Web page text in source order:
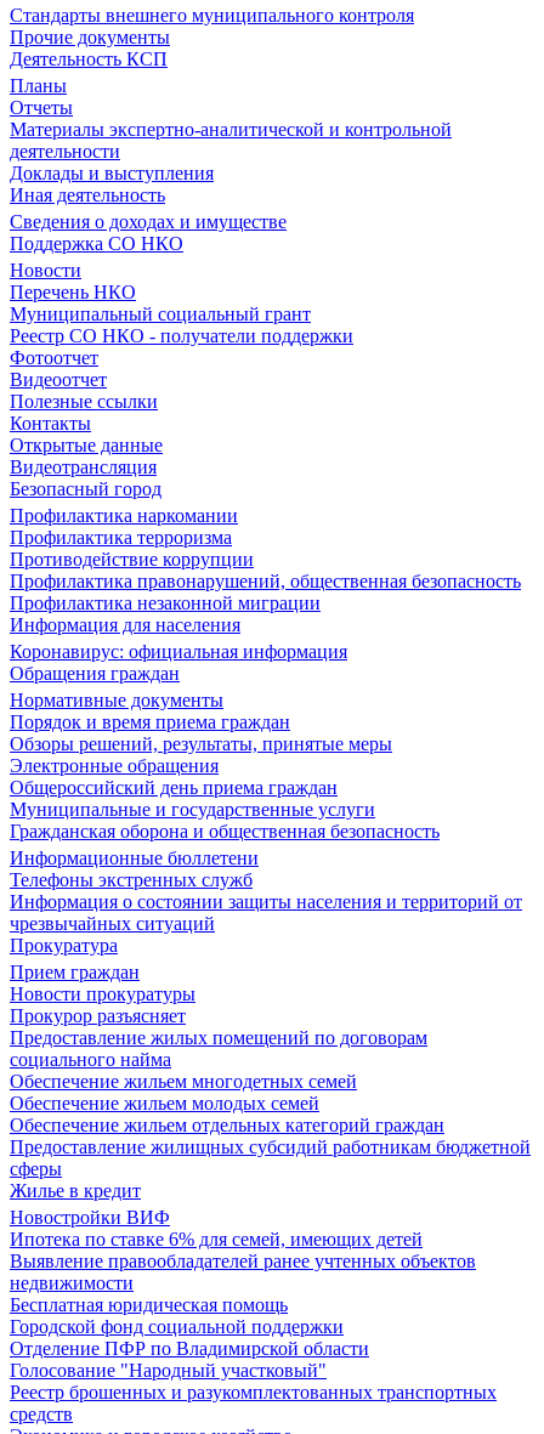
Стандарты внешнего муниципального контроля
Прочие документы
Деятельность КСП
Планы
Отчеты
Материалы экспертно-аналитической и контрольной
деятельности
Доклады и выступления
Иная деятельность
Сведения о доходах и имуществе
Поддержка СО НКО
Новости
Перечень НКО
Муниципальный социальный грант
Реестр СО НКО - получатели поддержки
Фотоотчет
Видеоотчет
Полезные ссылки
Контакты
Открытые данные
Видеотрансляция
Безопасный город
Профилактика наркомании
Профилактика терроризма
Противодействие коррупции
Профилактика правонарушений, общественная безопасность
Профилактика незаконной миграции
Информация для населения
Коронавирус: официальная информация
Обращения граждан
Нормативные документы
Порядок и время приема граждан
Обзоры решений, результаты, принятые меры
Электронные обращения
Общероссийский день приема граждан
Муниципальные и государственные услуги
Гражданская оборона и общественная безопасность
Информационные бюллетени
Телефоны экстренных служб
Информация о состоянии защиты населения и территорий от
чрезвычайных ситуаций
Прокуратура
Прием граждан
Новости прокуратуры
Прокурор разъясняет
Предоставление жилых помещений по договорам
социального найма
Обеспечение жильем многодетных семей
Обеспечение жильем молодых семей
Обеспечение жильем отдельных категорий граждан
Предоставление жилищных субсидий работникам бюджетной
сферы
Жилье в кредит
Новостройки ВИФ
Ипотека по ставке 6% для семей, имеющих детей
Выявление правообладателей ранее учтенных объектов
недвижимости
Бесплатная юридическая помощь
Городской фонд социальной поддержки
Отделение ПФР по Владимирской области
Голосование "Народный участковый"
Реестр брошенных и разукомплектованных транспортных
средств